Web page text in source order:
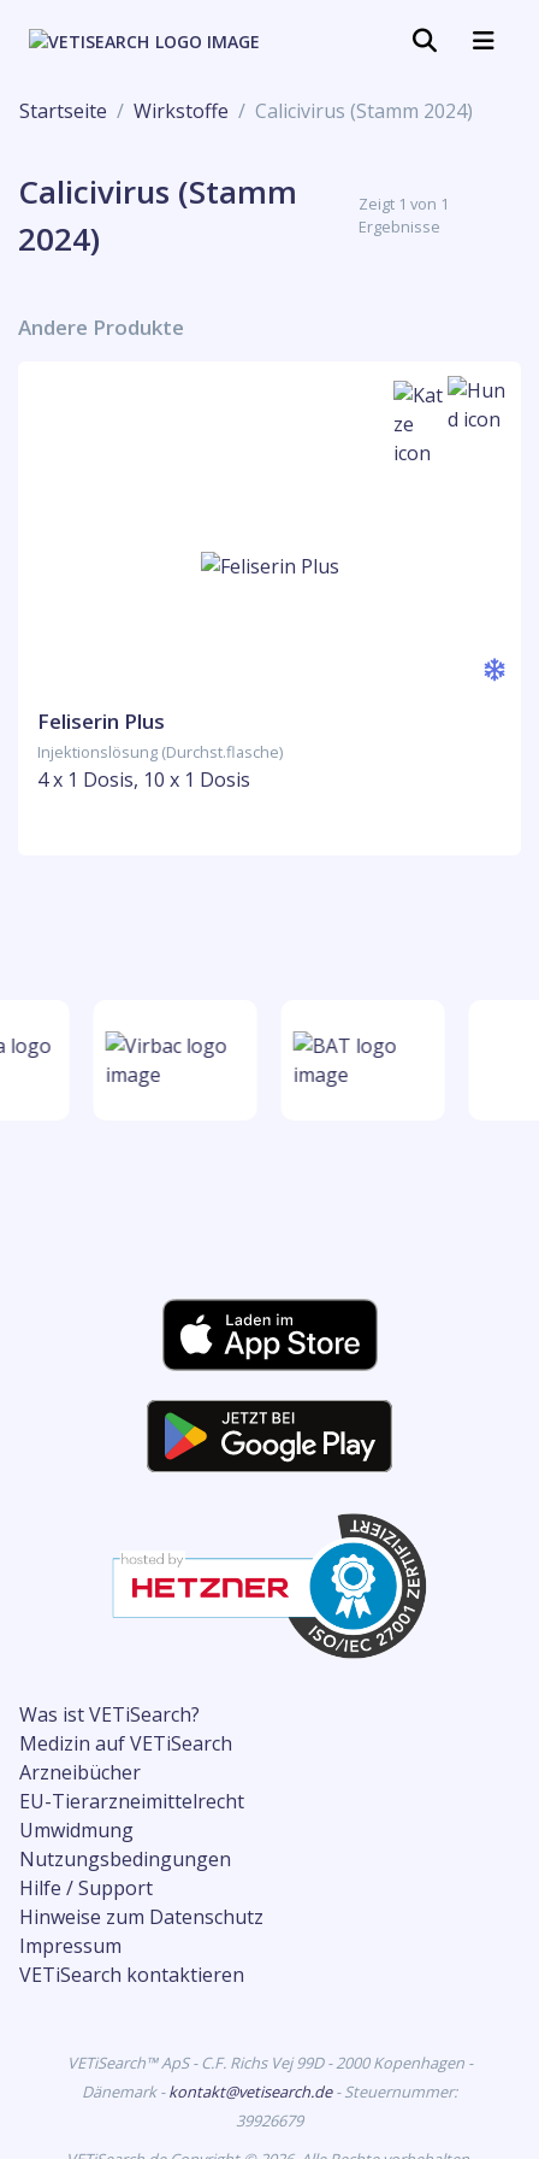
Startseite Wirkstoffe Calicivirus (Stamm 2024)
Calicivirus (Stamm
2024)
Zeigt 1 von 1
Ergebnisse
Andere Produkte
Feliserin Plus
Injektionslösung (Durchst.flasche)
4 x 1 Dosis, 10 x 1 Dosis
Was ist VETiSearch?
Medizin auf VETiSearch
Arzneibücher
EU-Tierarzneimittelrecht
Umwidmung
Nutzungsbedingungen
Hilfe / Support
Hinweise zum Datenschutz
Impressum
VETiSearch kontaktieren
VETiSearch™ ApS - C.F. Richs Vej 99D - 2000 Kopenhagen -
Dänemark -kontakt@vetisearch.de- Steuernummer:
39926679